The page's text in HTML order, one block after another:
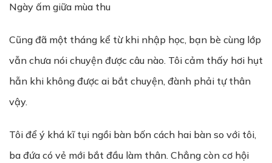
Ngày ấm giữa mùa thu
Cũng đã một tháng kể từ khi nhập học, bạn bè cùng lớp
vẫn chưa nói chuyện được câu nào. Tôi cảm thấy hơi hụt
hẫn khi không được ai bắt chuyện, đành phải tự thân
vậy.
Tôi để ý khá kĩ tụi ngồi bàn bốn cách hai bàn so với tôi,
ba đứa có vẻ mới bắt đầu làm thân. Chẳng còn cơ hội